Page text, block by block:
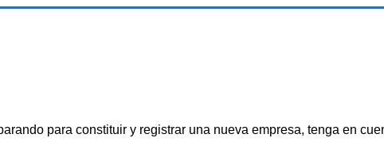
para constituir y registrar una nueva empresa, tenga en